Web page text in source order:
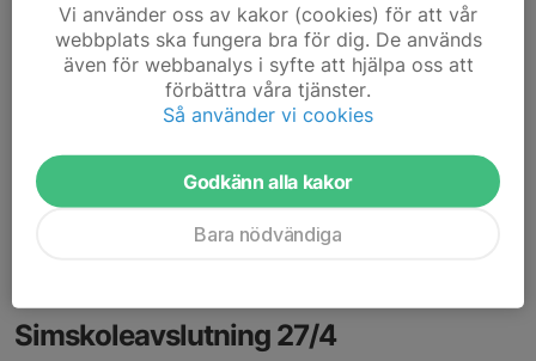
Vi träffas igen den 2/11.
ha en fint lov!
Simskoleavslutning 27/4
Vi använder oss av kakor (cookies) för att vår
webbplats ska fungera bra för dig. De används
även för webbanalys i syfte att hjälpa oss att
förbättra våra tjänster.
Så använder vi cookies
Godkänn alla kakor
Bara nödvändiga